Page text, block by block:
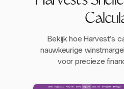
Bekijk hoe Harvest's
nauwkeurige
voor precieze